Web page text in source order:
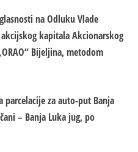
na Odluku Vlade
kapitala Akcionarskog
Bijeljina, metodom
za auto-put Banja
– Banja Luka jug, po